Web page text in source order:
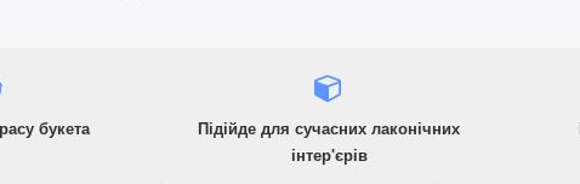
букета
Підійде для сучасних лаконічних
інтер'єрів